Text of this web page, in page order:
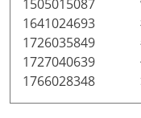
1505015087
1641024693
1726035849
1727040639
1766028348 郡